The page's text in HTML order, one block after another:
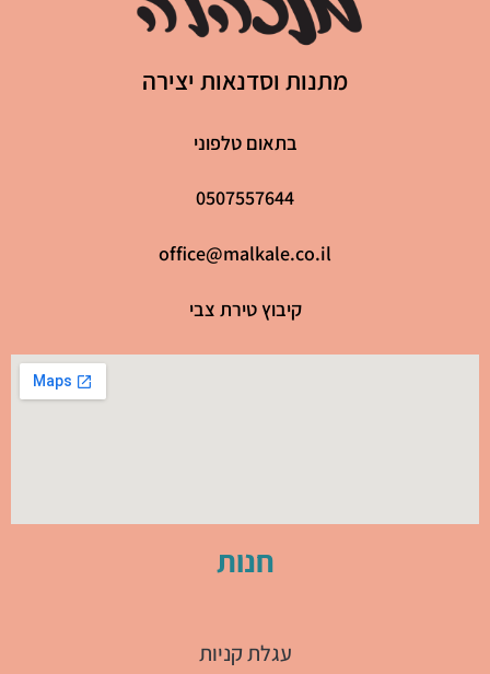
מתנות וסדנאות יצירה
בתאום טלפוני
0507557644
office@malkale.co.il
קיבוץ טירת צבי
חנות
עגלת קניות